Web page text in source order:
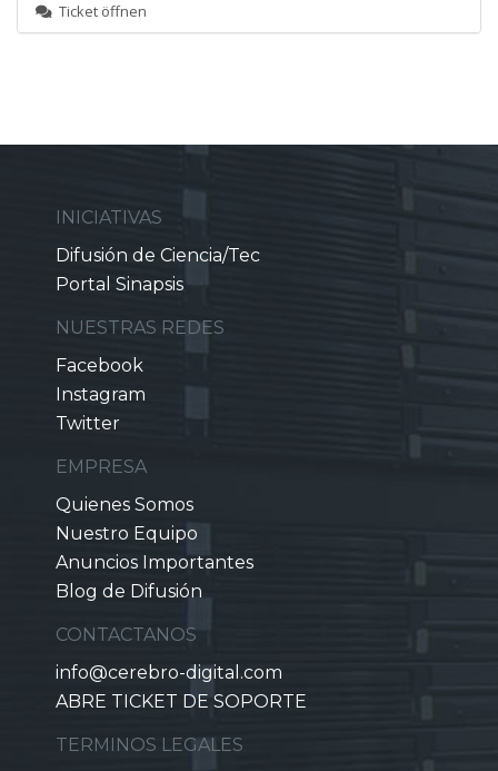
Ticket öffnen
INICIATIVAS
Difusión de Ciencia/Tec
Portal Sinapsis
NUESTRAS REDES
Facebook
Instagram
Twitter
EMPRESA
Quienes Somos
Nuestro Equipo
Anuncios Importantes
Blog de Difusión
CONTACTANOS
info@cerebro-digital.com
ABRE TICKET DE SOPORTE
TERMINOS LEGALES